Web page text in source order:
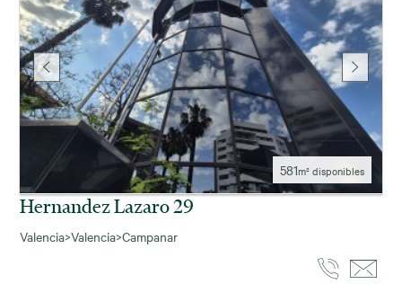
581m² disponibles
Hernandez Lazaro 29
Valencia>Valencia>Campanar